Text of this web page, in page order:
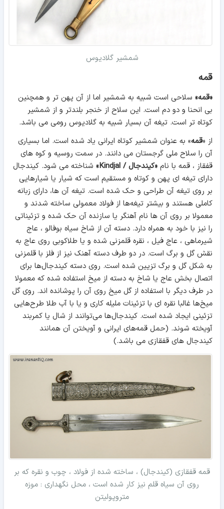
شمشیر گلادیوس
قمه
«قمه» سلاحی است شبیه به شمشیر اما از آن پهن تر و همچنین
بی انحنا و دو دم است. این سلاح از خنجر بلندتر و از شمشیر
کوتاه تر است. تیغه آن بسیار شبیه به گلادیوس رومی می باشد.
از «قمه» به عنوان شمشیر کوتاه ایرانی یاد شده است. اما بسیاری
آن را سلاح ملی گرجستان می دانند. در سمت روسیه و کوه های
قفقاز ، قمه با نام «کیندجال / Kindjal»
شناخته می شود. کیندجال
دارای تیغه ای پهن و کوتاه و مستقیم است که شیار یا شیارهایی
بر روی تیغه آن طراحی و حک شده است. تیغه آن ها، دارای زبانه
کاملی هستند و بیشتر تیغه‌ها از فولاد معمولی ساخته شدند و
معمولا بر روی آن ها نام آهنگر یا سازنده آن حک شده و تزئیناتی
را نیز با خود به همراه دارد. دسته آن از شاخ سیاه بوفالو ، عاج
شیرماهی ، عاج فیل ، نقره قلمزنی شده و یا طلاکوبی روی عاج به
نقش گل و برگ است. در دو طرف دسته آهنک نیز از فلز با قلمزنی
به شکل گل و برگ تزیین شده است. روی دسته کیندجال‌ها برای
اتصال بخش عاج یا شاخ به دسته از میخ استفاده شده که معمولا
در طرف دیگر با استفاده از گل میخ روی آن را پوشانده اند. روی گل
میخ‌ها غالبا نقره ای با تزئینات ملیله کاری و یا با آب طلا طرح‌هایی
تزئینی ایجاد شده است. کیندجال‌ها می‌توانند از شال یا کمربند
آویخته شوند. (حمل قمه‌های ایرانی و آویختن آن همانند
کیندجال های قفقازی می باشد.)
قمه قفقازی (کیندجال) ، ساخته شده از فولاد ، چوب و نقره که بر
روی آن سیاه قلم نیز کار شده است ، محل نگهداری : موزه
متروپولیتن